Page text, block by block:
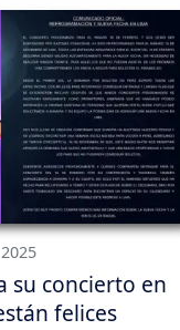
su concierto en
felices